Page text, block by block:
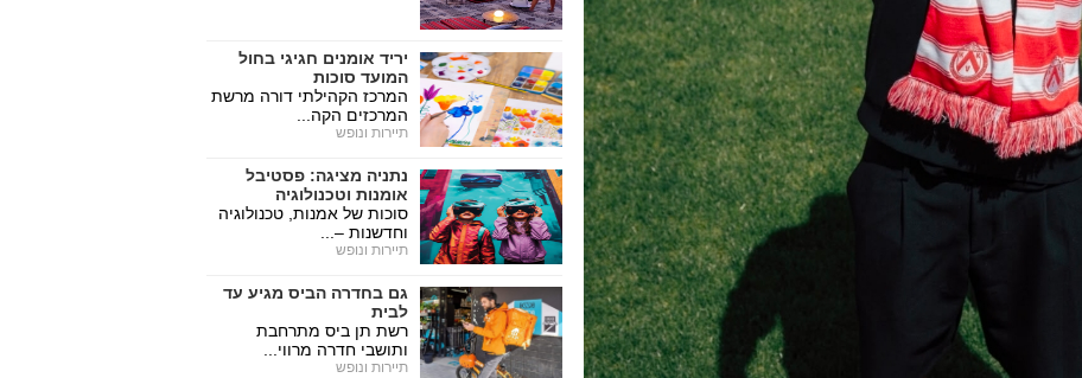
יריד אומנים חגיגי בחול
המועד סוכות
המרכז הקהילתי דורה מרשת
המרכזים הקה...
תיירות ונופש
נתניה מציגה: פסטיבל
אומנות וטכנולוגיה
סוכות של אמנות, טכנולוגיה
וחדשנות –...
תיירות ונופש
גם בחדרה הביס מגיע עד
לבית
רשת תן ביס מתרחבת
ותושבי חדרה מרווי...
תיירות ונופש